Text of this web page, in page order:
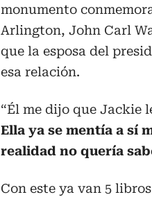
monumento
Arlington, John Carl
que la esposa del
esa relación.
“Él me dijo que Jackie
Ella ya se mentía a sí
realidad no quería
Con este ya van 5